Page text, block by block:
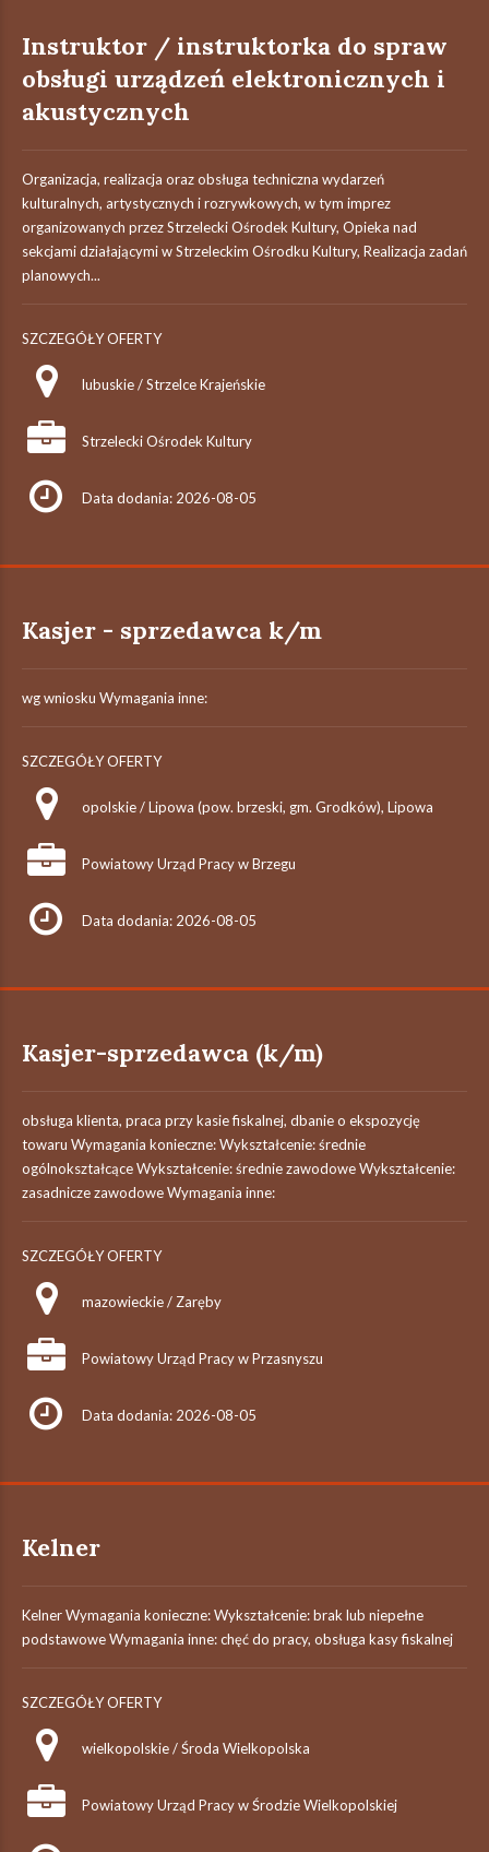
Instruktor / instruktorka do spraw
obsługi urządzeń elektronicznych i
akustycznych
Organizacja, realizacja oraz obsługa techniczna wydarzeń
kulturalnych, artystycznych i rozrywkowych, w tym imprez
organizowanych przez Strzelecki Ośrodek Kultury, Opieka nad
sekcjami działającymi w Strzeleckim Ośrodku Kultury, Realizacja zadań
planowych...
SZCZEGÓŁY OFERTY
lubuskie / Strzelce Krajeńskie
Strzelecki Ośrodek Kultury
Data dodania: 2026-08-05
Kasjer - sprzedawca k/m
wg wniosku Wymagania inne:
SZCZEGÓŁY OFERTY
opolskie / Lipowa (pow. brzeski, gm. Grodków), Lipowa
Powiatowy Urząd Pracy w Brzegu
Data dodania: 2026-08-05
Kasjer-sprzedawca (k/m)
obsługa klienta, praca przy kasie fiskalnej, dbanie o ekspozycję
towaru Wymagania konieczne: Wykształcenie: średnie
ogólnokształcące Wykształcenie: średnie zawodowe Wykształcenie:
zasadnicze zawodowe Wymagania inne:
SZCZEGÓŁY OFERTY
mazowieckie / Zaręby
Powiatowy Urząd Pracy w Przasnyszu
Data dodania: 2026-08-05
Kelner
Kelner Wymagania konieczne: Wykształcenie: brak lub niepełne
podstawowe Wymagania inne: chęć do pracy, obsługa kasy fiskalnej
SZCZEGÓŁY OFERTY
wielkopolskie / Środa Wielkopolska
Powiatowy Urząd Pracy w Środzie Wielkopolskiej